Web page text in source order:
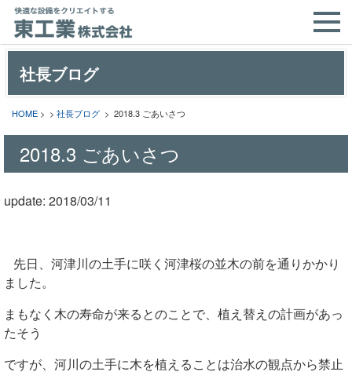
社長ブログ
HOME > > 社長ブログ > 2018.3 ごあいさつ
2018.3 ごあいさつ
update: 2018/03/11
先日、河津川の土手に咲く河津桜の並木の前を通りかかり
ました。
まもなく木の寿命が来るとのことで、植え替えの計画があっ
たそう
ですが、河川の土手に木を植えることは治水の観点から禁止